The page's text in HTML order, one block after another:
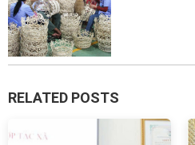
RELATED POSTS